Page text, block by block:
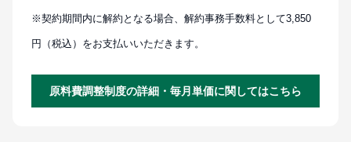
※契約期間内に解約となる場合、解約事務手数料として3,850
円（税込）をお支払いいただきます。
原料費調整制度の詳細・毎月単価に関してはこちら